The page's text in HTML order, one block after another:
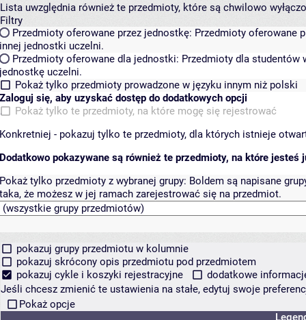
Lista uwzględnia również te przedmioty, które są chwilowo
Filtry
Przedmioty oferowane przez jednostkę: Przedmioty oferowane
innej jednostki uczelni.
Przedmioty oferowane dla jednostki: Przedmioty dla studentów
jednostkę uczelni.
Pokaż tylko przedmioty prowadzone w języku innym niż polski
Zaloguj się, aby uzyskać dostęp do dodatkowych opcji
Pokaż tylko te przedmioty, na które mogę się rejestrować
Konkretniej - pokazuj tylko te przedmioty, dla których istnieje
Dodatkowo pokazywane są również te przedmioty, na które jesteś
Pokaż tylko przedmioty z wybranej grupy: Boldem są napisane
taka, że możesz w jej ramach zarejestrować się na przedmiot.
pokazuj grupy przedmiotu w kolumnie
pokazuj skrócony opis przedmiotu pod przedmiotem
pokazuj cykle i koszyki rejestracyjne
dodatkowe
Jeśli chcesz zmienić te ustawienia na stałe, edytuj swoje
Pokaż opcje